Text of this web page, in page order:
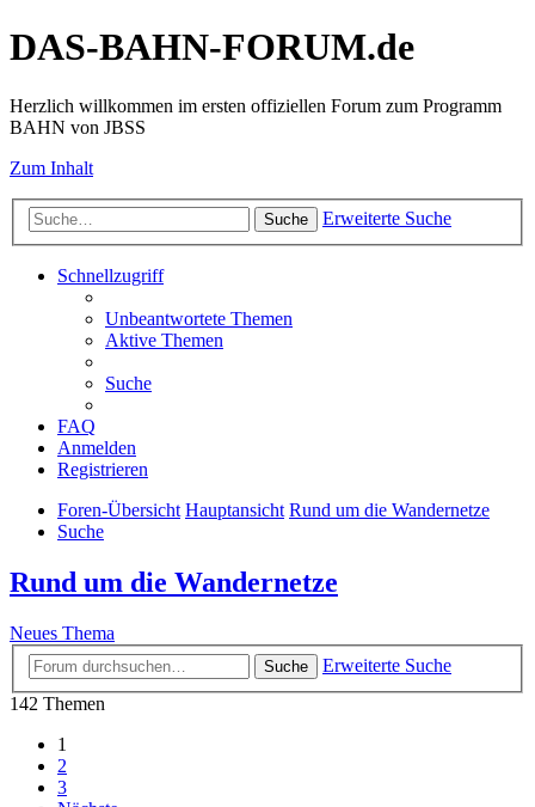
DAS-BAHN-FORUM.de
Herzlich willkommen im ersten offiziellen Forum zum Programm
BAHN von JBSS
Zum Inhalt
Suche Erweiterte Suche
Schnellzugriff
Unbeantwortete Themen
Aktive Themen
Suche
FAQ
Anmelden
Registrieren
Foren-Übersicht Hauptansicht Rund um die Wandernetze
Suche
Rund um die Wandernetze
Neues Thema
Suche
Erweiterte Suche
142 Themen
1
2
3